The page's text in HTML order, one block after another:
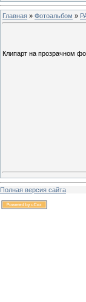
Главная » Фотоальбом »
Клипарт на прозрачном
Полная версия сайта